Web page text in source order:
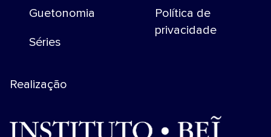
Guetonomia
Séries
Política de
privacidade
Realização